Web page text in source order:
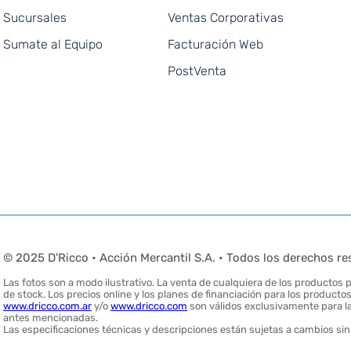
Sucursales
Sumate al Equipo
Ventas Corporativas
Facturación Web
PostVenta
© 2025 D'Ricco • Acción Mercantil S.A. • Todos los derechos
Las fotos son a modo ilustrativo. La venta de cualquiera de los productos
de stock. Los precios online y los planes de financiación para los
www.dricco.com.ar y/o www.dricco.com son válidos exclusivamente para
antes mencionadas.
Las especificaciones técnicas y descripciones están sujetas a cambios